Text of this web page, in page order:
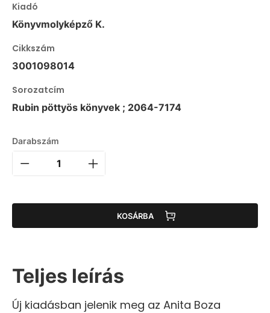
Kiadó
Könyvmolyképző K.
Cikkszám
3001098014
Sorozatcím
Rubin pöttyös könyvek ; 2064-7174
Darabszám
KOSÁRBA
Teljes leírás
Új kiadásban jelenik meg az Anita Boza